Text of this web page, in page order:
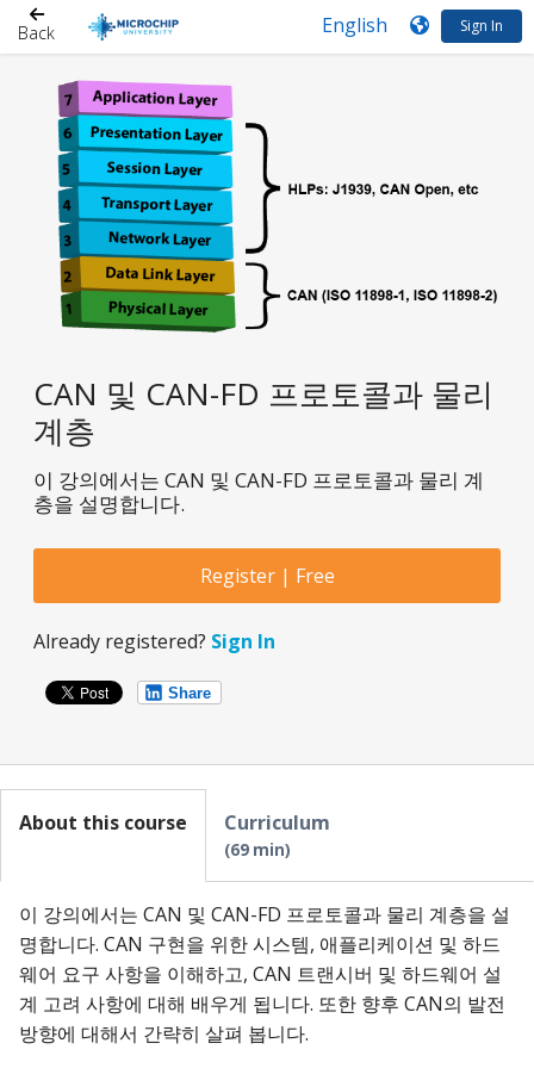
Back Sign In
CAN 및 CAN-FD 프로토콜과 물리
계층
이 강의에서는 CAN 및 CAN-FD 프로토콜과 물리 계
층을 설명합니다.
Register | Free
Already registered? Sign In
Share
About this course
이 강의에서는 CAN 및 CAN-FD 프로토콜과 물리 계층을 설
명합니다. CAN 구현을 위한 시스템, 애플리케이션 및 하드
웨어 요구 사항을 이해하고, CAN 트랜시버 및 하드웨어 설
계 고려 사항에 대해 배우게 됩니다. 또한 향후 CAN의 발전
방향에 대해서 간략히 살펴 봅니다.
Curriculum
69 min